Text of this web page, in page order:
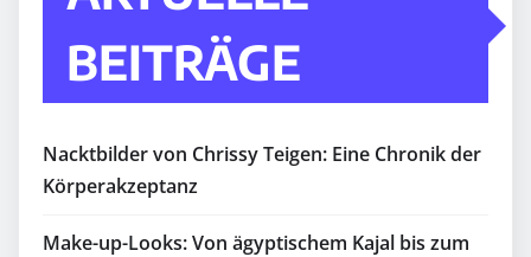
BEITRÄGE
Nacktbilder von Chrissy Teigen: Eine Chronik der
Körperakzeptanz
Make-up-Looks: Von ägyptischem Kajal bis zum